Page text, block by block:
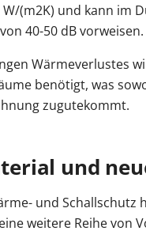
W/(m2K) und kann im
40-50 dB vorweisen.
Wärmeverlustes
benötigt, was
zugutekommt.
und
und Schallschutz
weitere Reihe von